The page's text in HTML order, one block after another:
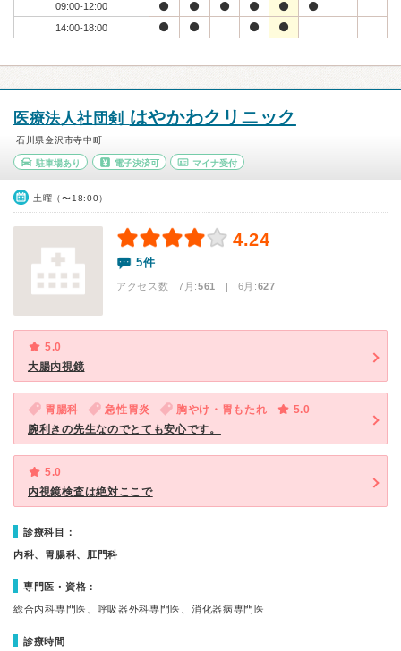
09:00-12:00
14:00-18:00
医療法人社団剣 はやかわクリニック
石川県金沢市寺中町
駐車場あり 電子決済可 マイナ受付
土曜（〜18:00）
4.24
5件
アクセス数 7月:561 | 6月:627
5.0
大腸内視鏡
胃腸科 急性胃炎 胸やけ・胃もたれ
5.0
腕利きの先生なのでとても安心です。
5.0
内視鏡検査は絶対ここで
診療科目：
内科、胃腸科、肛門科
専門医・資格：
総合内科専門医、呼吸器外科専門医、消化器病専門医
診療時間